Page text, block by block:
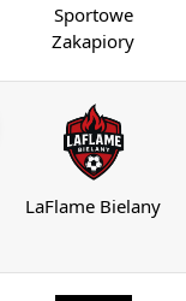
Sportowe
Zakapiory
LaFlame Bielany